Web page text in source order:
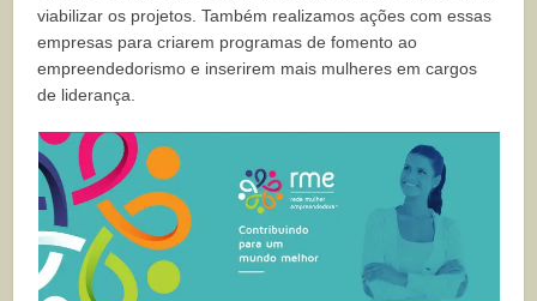
viabilizar os projetos. Também realizamos ações com essas
empresas para criarem programas de fomento ao
empreendedorismo e inserirem mais mulheres em cargos
de liderança.